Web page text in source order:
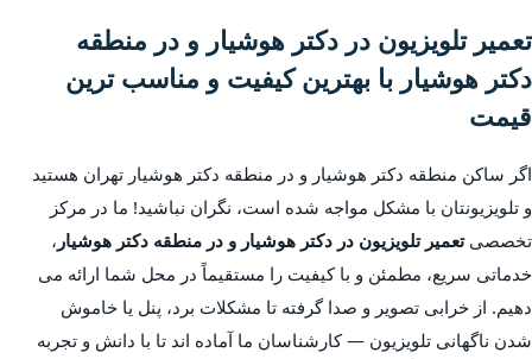
تعمیر تلویزیون در دکتر هوشیار و در منطقه
دکتر هوشیار با بهترین کیفیت و مناسب ترین
قیمت
اگر ساکن منطقه دکتر هوشیار و در منطقه دکتر هوشیار تهران هستید
و تلویزیونتان با مشکل مواجه شده است، نگران نباشید! ما در مرکز
تخصصیتعمیر تلویزیون در دکتر هوشیار و در منطقه دکتر هوشیار ،
خدماتی سریع، مطمئن و با کیفیت را مستقیماً در محل شما ارائه می
دهیم. از خرابی تصویر و صدا گرفته تا مشکلات برد، پنل یا خاموش
شدن ناگهانی تلویزیون — کارشناسان ما آماده اند تا با دانش و تجربه